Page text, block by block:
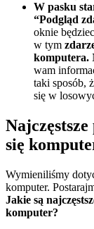
W pasku
“Podgląd
oknie
w tym
komputera.
wam
taki sposób,
się w
się
Wymieniliśmy
komputer.
Jakie są
komputer?